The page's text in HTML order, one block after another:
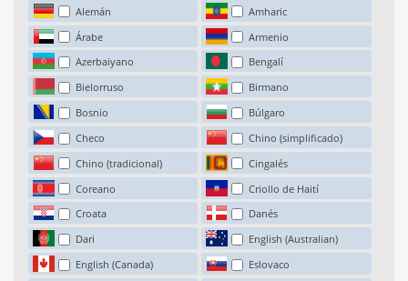
Alemán
Amharic
Árabe
Armenio
Azerbaiyano
Bengalí
Bielorruso
Birmano
Bosnio
Búlgaro
Checo
Chino (simplificado)
Chino (tradicional)
Cingalés
Coreano
Criollo de Haití
Croata
Danés
Dari
English (Australian)
English (Canada)
Eslovaco